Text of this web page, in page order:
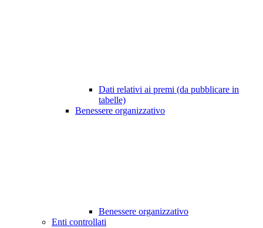
Dati relativi ai premi (da pubblicare in
tabelle)
Benessere organizzativo
Benessere organizzativo
Enti controllati